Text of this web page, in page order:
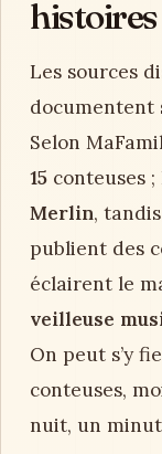
histoires
Les sources
Selon
15 conteuses
Merlin,
publient des
éclairent le
veilleuse
On peut s’y
conteuses,
nuit, un